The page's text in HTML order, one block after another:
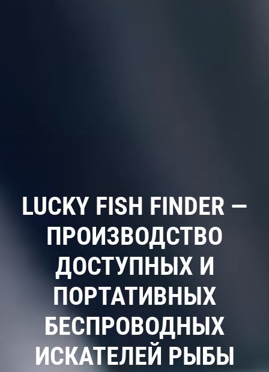
LUCKY FISH FINDER —
ПРОИЗВОДСТВО
ДОСТУПНЫХ И
ПОРТАТИВНЫХ
БЕСПРОВОДНЫХ
ИСКАТЕЛЕЙ РЫБЫ